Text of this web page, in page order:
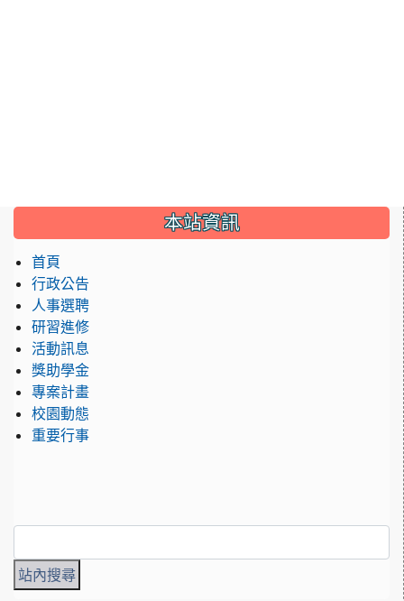
::: 本站資訊
首頁
行政公告
人事選聘
研習進修
活動訊息
獎助學金
專案計畫
校園動態
重要行事